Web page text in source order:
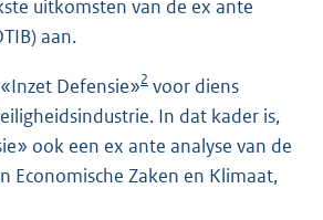
uitkomsten van de ex ante
aan.
Defensie»2 voor diens
In dat kader is,
ook een ex ante analyse van de
Economische Zaken en Klimaat,